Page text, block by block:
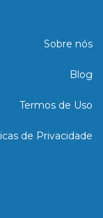
Sobre nós
Blog
Termos de Uso
de Privacidade